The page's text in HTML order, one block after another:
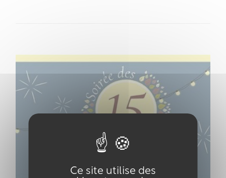
Ce site utilise des